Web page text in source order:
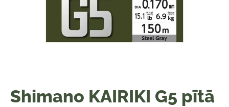
Shimano KAIRIKI G5 pītā